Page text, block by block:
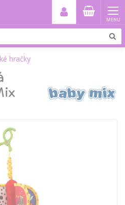
MENU
hračky